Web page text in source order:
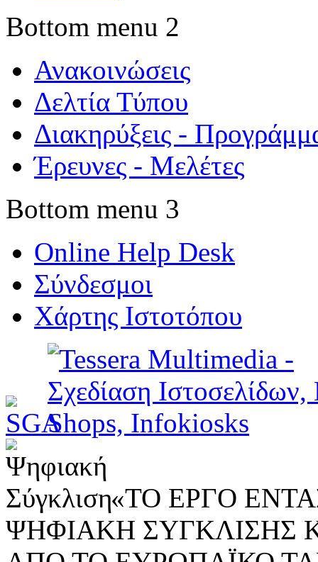
Bottom menu 2
Ανακοινώσεις
Δελτία Τύπου
Διακηρύξεις -
Έρευνες - Μελέτες
Bottom menu 3
Online Help Desk
Σύνδεσμοι
Χάρτης Ιστοτόπου
«ΤΟ ΕΡΓΟ
ΨΗΦΙΑΚΗ ΣΥΓΚΛΙΣΗΣ